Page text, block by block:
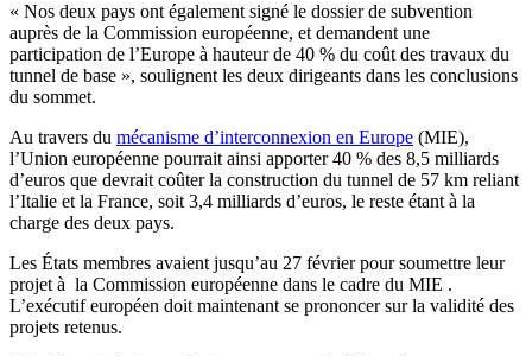
« Nos deux pays ont également signé le dossier de subvention
auprès de la Commission européenne, et demandent une
participation de l’Europe à hauteur de 40 % du coût des travaux du
tunnel de base », soulignent les deux dirigeants dans les conclusions
du sommet.
Au travers du mécanisme d’interconnexion en Europe (MIE),
l’Union européenne pourrait ainsi apporter 40 % des 8,5 milliards
d’euros que devrait coûter la construction du tunnel de 57 km reliant
l’Italie et la France, soit 3,4 milliards d’euros, le reste étant à la
charge des deux pays.
Les États membres avaient jusqu’au 27 février pour soumettre leur
projet à la Commission européenne dans le cadre du MIE .
L’exécutif européen doit maintenant se prononcer sur la validité des
projets retenus.